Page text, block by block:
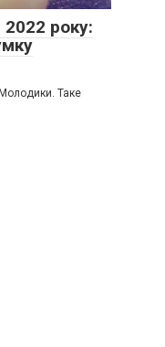
року:
Таке